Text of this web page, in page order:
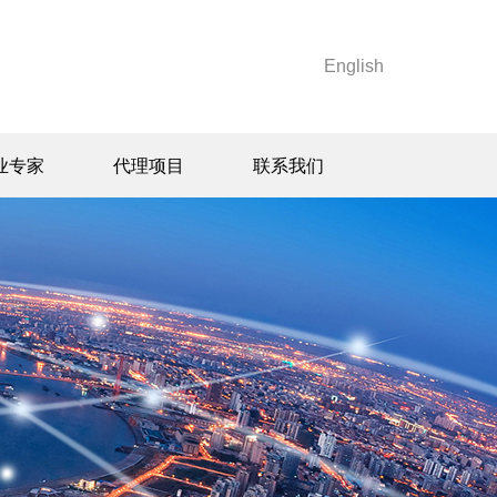
English
专家 代理项目 联系我们